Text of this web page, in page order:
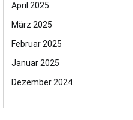
April 2025
März 2025
Februar 2025
Januar 2025
Dezember 2024